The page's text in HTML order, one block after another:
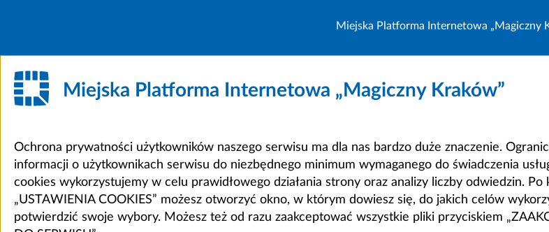
Miejska Platforma Internetowa „Magiczny
Miejska Platforma Internetowa „Magiczny Kraków”
Ochrona prywatności użytkowników naszego serwisu ma dla nas bardzo duże znaczenie.
informacji o użytkownikach serwisu do niezbędnego minimum wymaganego do świadczenia
cookies wykorzystujemy w celu prawidłowego działania strony oraz analizy liczby odwiedzin.
„USTAWIENIA COOKIES” możesz otworzyć okno, w którym dowiesz się, do jakich celów
potwierdzić swoje wybory. Możesz też od razu zaakceptować wszystkie pliki przyciskiem